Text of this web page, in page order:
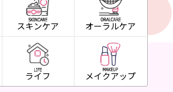
スキンケア オーラルケア
ライフ メイクアップ